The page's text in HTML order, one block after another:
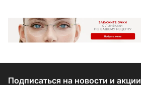
Подписаться на новости и акции